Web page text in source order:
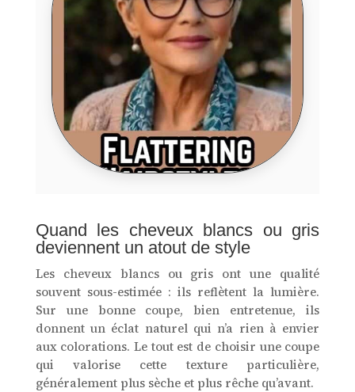
Quand les cheveux blancs ou gris
deviennent un atout de style
Les cheveux blancs ou gris ont une qualité
souvent sous-estimée : ils reflètent la lumière.
Sur une bonne coupe, bien entretenue, ils
donnent un éclat naturel qui n’a rien à envier
aux colorations. Le tout est de choisir une coupe
qui valorise cette texture particulière,
généralement plus sèche et plus rêche qu’avant.